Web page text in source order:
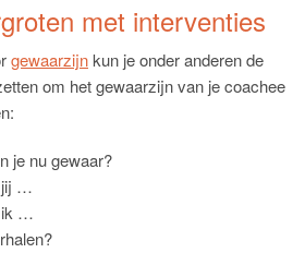
met interventies
gewaarzijnkun je onder anderen de
om het gewaarzijn van je coachee
je nu gewaar?
jij …
ik …